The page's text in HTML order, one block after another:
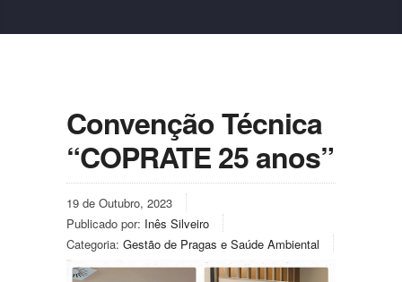
Convenção Técnica
“COPRATE 25 anos”
19 de Outubro, 2023
Publicado por: Inês Silveiro
Categoria: Gestão de Pragas e Saúde Ambiental